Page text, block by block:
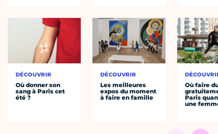
DÉCOUVRIR
Où donner son
sang à Paris cet
été ?
DÉCOUVRIR
Les meilleures
expos du moment
à faire en famille
Où faire
Paris
une